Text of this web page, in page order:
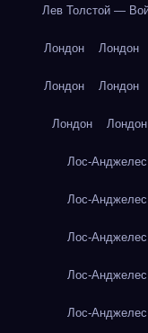
Лев Толстой —
Лондон Лондон
Лондон Лондон
Лондон Лондон
Лос-Анджелес
Лос-Анджелес
Лос-Анджелес
Лос-Анджелес
Лос-Анджелес